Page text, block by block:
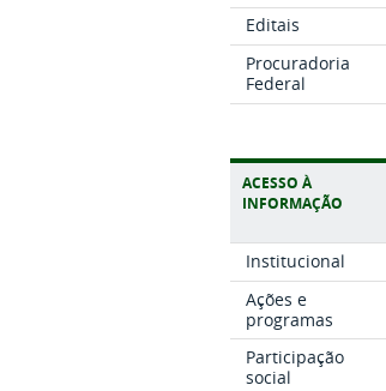
Editais
Procuradoria
Federal
ACESSO À
INFORMAÇÃO
Institucional
Ações e
programas
Participação
social